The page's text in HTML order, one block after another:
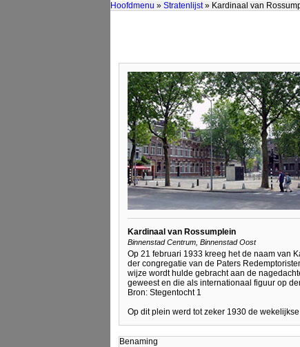
Hoofdmenu » Stratenlijst» Kardinaal van
Kardinaal van Rossumplein
Binnenstad Centrum, Binnenstad Oost
Op 21 februari 1933 kreeg het de naam van
der congregatie van de Paters
wijze wordt hulde gebracht aan de
geweest en die als internationaal figuur op
Bron: Stegentocht 1
Op dit plein werd tot zeker 1930 de
Benaming